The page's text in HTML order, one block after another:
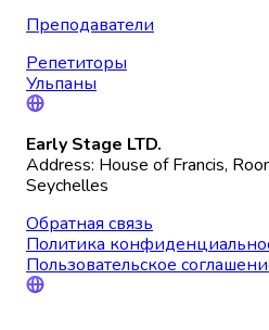
Преподаватели
Репетиторы
Ульпаны
Early Stage LTD.
Address: House of Francis,
Seychelles
Обратная связь
Политика
Пользовательское